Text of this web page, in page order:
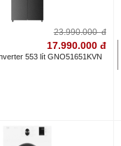
23.990.000 đ
17.990.000 đ
553 lít GNO51651KVN